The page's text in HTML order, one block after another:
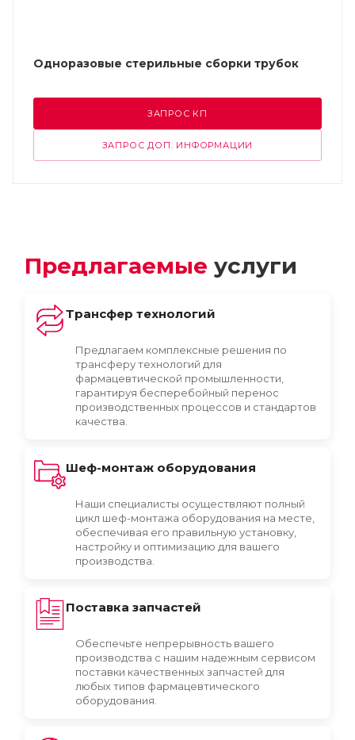
Одноразовые стерильные сборки трубок
ЗАПРОС КП
ЗАПРОС ДОП. ИНФОРМАЦИИ
Предлагаемые услуги
Трансфер технологий
Предлагаем комплексные решения по
трансферу технологий для
фармацевтической промышленности,
гарантируя бесперебойный перенос
производственных процессов и стандартов
качества.
Шеф-монтаж оборудования
Наши специалисты осуществляют полный
цикл шеф-монтажа оборудования на месте,
обеспечивая его правильную установку,
настройку и оптимизацию для вашего
производства.
Поставка запчастей
Обеспечьте непрерывность вашего
производства с нашим надежным сервисом
поставки качественных запчастей для
любых типов фармацевтического
оборудования.